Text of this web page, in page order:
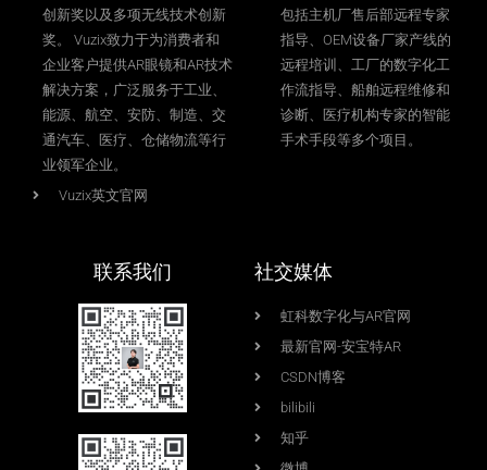
创新奖以及多项无线技术创新
奖。 Vuzix致力于为消费者和
企业客户提供AR眼镜和AR技术
解决方案，广泛服务于工业、
能源、航空、安防、制造、交
通汽车、医疗、仓储物流等行
业领军企业。
Vuzix英文官网
包括主机厂售后部远程专家
指导、OEM设备厂家产线的
远程培训、工厂的数字化工
作流指导、船舶远程维修和
诊断、医疗机构专家的智能
手术手段等多个项目。
联系我们 社交媒体
虹科数字化与AR官网
最新官网-安宝特AR
CSDN博客
bilibili
知乎